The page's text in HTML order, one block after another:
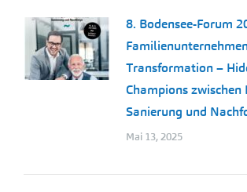
8. Bodensee-Forum
Transformation –
Champions zwischen
Sanierung und
Mai 13, 2025